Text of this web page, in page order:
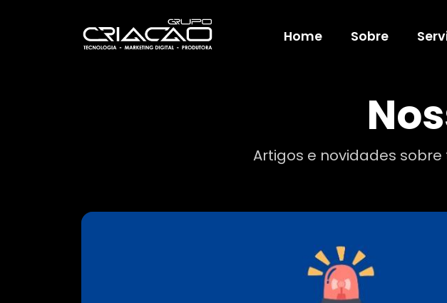
Home Sobre
Artigos e novidades